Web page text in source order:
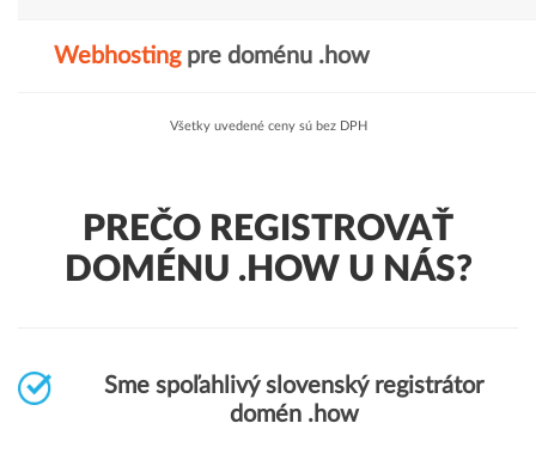
Webhostingpre doménu .how
Všetky uvedené ceny sú bez DPH
PREČO REGISTROVAŤ
DOMÉNU .HOW U NÁS?
Sme spoľahlivý slovenský registrátor
domén .how